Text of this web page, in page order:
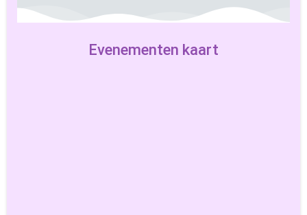
Evenementen kaart